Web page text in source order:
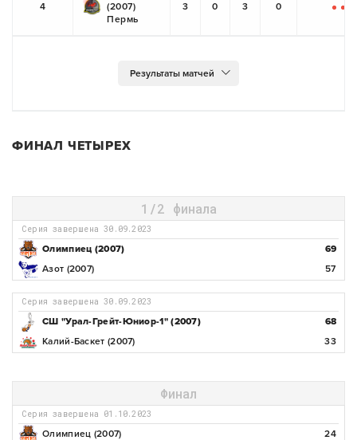
4
(2007)
Пермь
3 0 3 0
- -
ФИНАЛ ЧЕТЫРЕХ
1/2 финала
Серия завершена 30.09.2023
Олимпиец (2007)
69
Азот (2007)
57
Серия завершена 30.09.2023
СШ "Урал-Грейт-Юниор-1" (2007)
68
Калий-Баскет (2007)
33
Финал
Серия завершена 01.10.2023
Олимпиец (2007)
24